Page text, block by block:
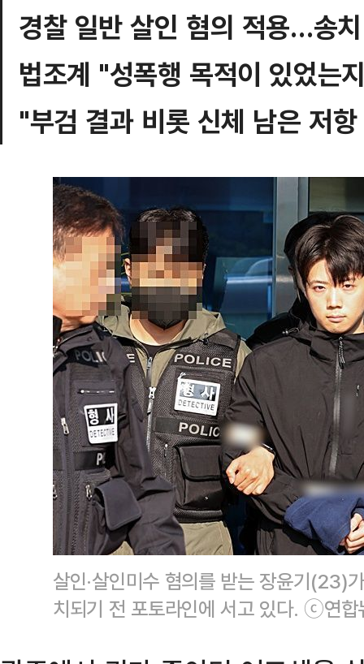
경찰 일반 살인 혐의 적용…송
법조계 "성폭행 목적이 있었는
"부검 결과 비롯 신체 남은 저
살인·살인미수 혐의를 받는 장윤기(23)
치되기 전 포토라인에 서고 있다. ⓒ연합